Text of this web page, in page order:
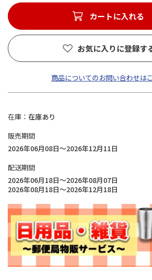
カートに入れる
お気に入りに登録す
商品についてのお問い合わせは
在庫
在庫あり
販売期間
2026年06月08日～2026年12月11日
配送期間
2026年06月18日～2026年08月07日
2026年08月18日～2026年12月18日